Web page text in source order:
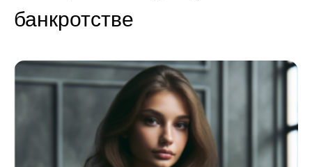
банкротстве